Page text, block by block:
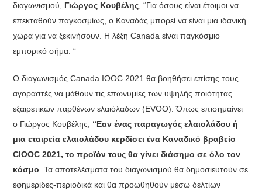
διαγωνισμού, Γιώργος Κουβέλης, “Για όσους είναι έτοιμοι να
επεκταθούν παγκοσμίως, ο Καναδάς μπορεί να είναι μια ιδανική
χώρα για να ξεκινήσουν. Η λέξη Canada είναι παγκόσμιο
εμπορικό σήμα. “
Ο διαγωνισμός Canada IOOC 2021 θα βοηθήσει επίσης τους
αγοραστές να μάθουν τις επωνυμίες των υψηλής ποιότητας
εξαιρετικών παρθένων ελαιόλαδων (EVOO). Όπως επισημαίνει
ο Γιώργος Κουβέλης, “Eαν ένας παραγωγός ελαιολάδου ή
μια εταιρεία ελαιολάδου κερδίσει ένα Καναδικό βραβείο
CIOOC 2021, το προϊόν τους θα γίνει διάσημο σε όλο τον
κόσμο. Τα αποτελέσματα του διαγωνισμού θα δημοσιευτούν σε
εφημερίδες-περιοδικά και θα προωθηθούν μέσω δελτίων